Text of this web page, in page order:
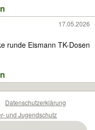
17.05.2026
runde Eismann TK-Dosen
Datenschutzerklärung
und Jugendschutz